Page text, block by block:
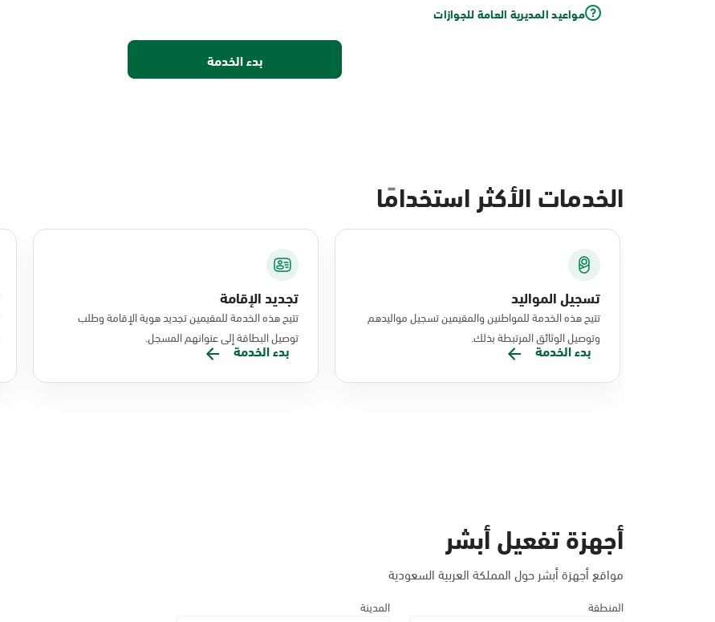
مواعيد المديرية العامة للجوازات
بدء الخدمة
الخدمات الأكثر استخدامًا
تسجيل المواليد
تتيح هذه الخدمة للمواطنين والمقيمين تسجيل مواليدهم
وتوصيل الوثائق المرتبطة بذلك.
بدء الخدمة
تجديد الإقامة
تتيح هذه الخدمة للمقيمين تجديد هوية الإقامة وطلب
توصيل البطاقة إلى عنوانهم المسجل.
بدء الخدمة
أجهزة تفعيل أبشر
مواقع أجهزة أبشر حول المملكة العربية السعودية
المنطقة المدينة